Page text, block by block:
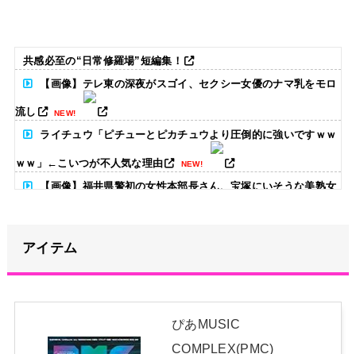
共感必至の“日常修羅場”短編集！
【画像】テレ東の深夜がスゴイ、セクシー女優のナマ乳をモロ
流し NEW!
ライチュウ「ピチューとピカチュウより圧倒的に強いですｗｗ
ｗｗ」←こいつが不人気な理由 NEW!
【画像】福井県警初の女性本部長さん、宝塚にいそうな美熟女
河出奈都美アナ ニットの巨乳、谷間チラ！！
NEW!
アイテム
ぴあMUSIC
COMPLEX(PMC)